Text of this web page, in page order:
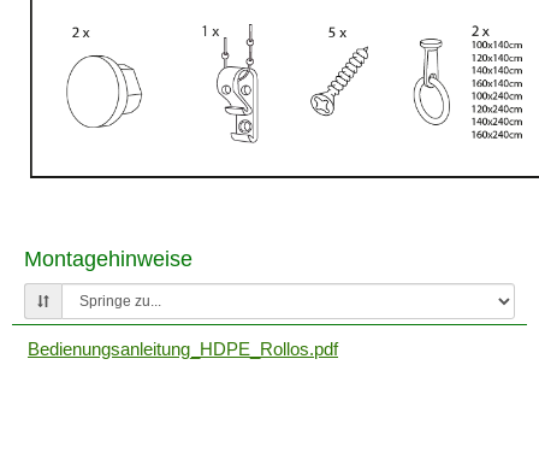
Montagehinweise
Bedienungsanleitung_HDPE_Rollos.pdf